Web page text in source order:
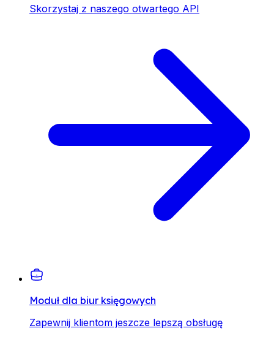
Skorzystaj z naszego otwartego API
Moduł dla biur księgowych
Zapewnij klientom jeszcze lepszą obsługę